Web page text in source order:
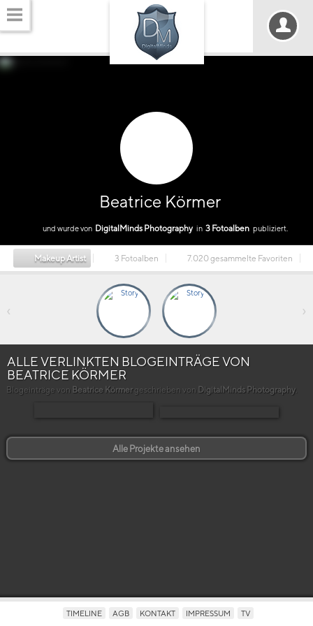
Beatrice Körmer
und wurde von DigitalMinds Photography in 3 Fotoalben publiziert.
Makeup Artist 3 Fotoalben 7.020 gesammelte Favoriten
‹ ›
ALLE VERLINKTEN BLOGEINTRÄGE VON
BEATRICE KÖRMER
Blogeinträge von Beatrice Körmergeschrieben von DigitalMinds Photography.
Alle Projekte ansehen
TIMELINE AGB KONTAKT IMPRESSUM TV